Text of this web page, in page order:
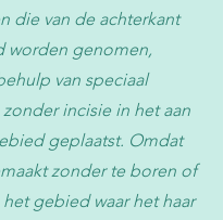
die van de achterkant
worden genomen,
van speciaal
incisie in het aan
geplaatst. Omdat
zonder te boren of
gebied waar het haar